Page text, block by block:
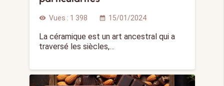
visibility Vues : 1 398 calendar_month 15/01/2024
La céramique est un art ancestral qui a
traversé les siècles,…